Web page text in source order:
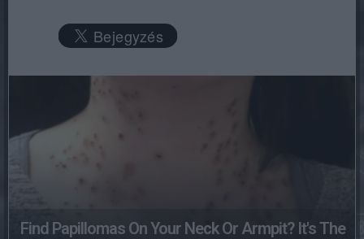
Find Papillomas On Your Neck Or Armpit? It's The